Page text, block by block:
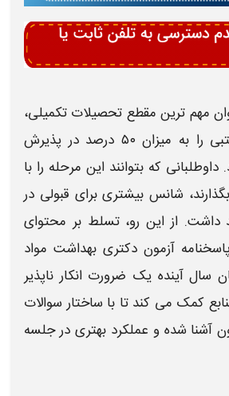
مهم‌ ترین مقطع تحصیلات تکمیلی،
کتبی را به میزان ۵۰ درصد در پذیرش
که بتوانند این مرحله را با
شانس بیشتری برای قبولی در
داشت. از این رو، تسلط بر محتوای
آزمون دکتری بهداشت مواد
سال آینده یک ضرورت انکار ناپذیر
کمک می‌ کند تا با ساختار سوالات
آشنا شده و عملکرد بهتری در جلسه